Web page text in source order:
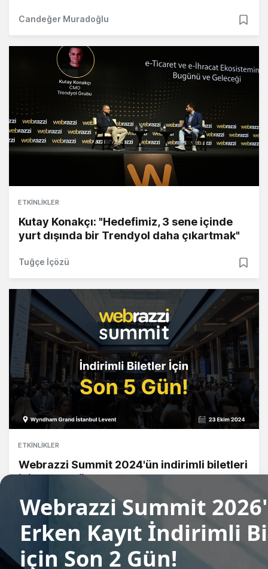
Candeğer Muradoğlu
ETKINLIKLER
Kutay Konakçı: "Hedefimiz, 3 sene içinde
yurt dışında bir Trendyol daha çıkartmak"
Tuğçe İçözü
ETKINLIKLER
Webrazzi Summit 2024'ün indirimli biletleri
için son 5 gün!
Gözde Ulukan